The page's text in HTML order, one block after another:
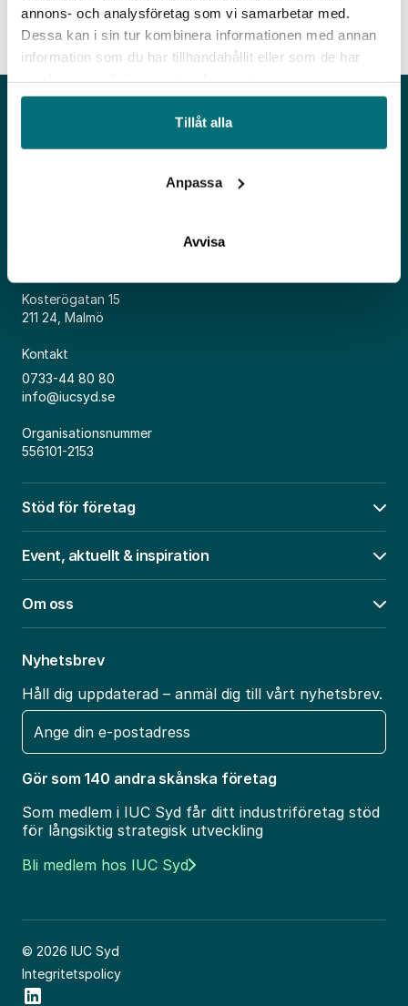
annons- och analysföretag som vi samarbetar med.
Dessa kan i sin tur kombinera informationen med annan
information som du har tillhandahållit eller som de har
Tillåt alla
Anpassa
Avvisa
konferensrum.
Läs hela artikeln på Verkstäderna
Kosterögatan 15
211 24, Malmö
Kontakt
0733-44 80 80
info@iucsyd.se
Organisationsnummer
556101-2153
Stöd för företag
Event, aktuellt & inspiration
Om oss
Nyhetsbrev
Håll dig uppdaterad – anmäl dig till vårt nyhetsbrev.
E-
post
Gör som 140 andra skånska företag
Som medlem i IUC Syd får ditt industriföretag stöd
för långsiktig strategisk utveckling
Bli medlem hos IUC Syd
© 2026 IUC Syd
Integritetspolicy
Social Icon